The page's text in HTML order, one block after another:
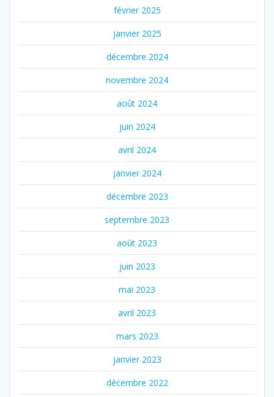
février 2025
janvier 2025
décembre 2024
novembre 2024
août 2024
juin 2024
avril 2024
janvier 2024
décembre 2023
septembre 2023
août 2023
juin 2023
mai 2023
avril 2023
mars 2023
janvier 2023
décembre 2022